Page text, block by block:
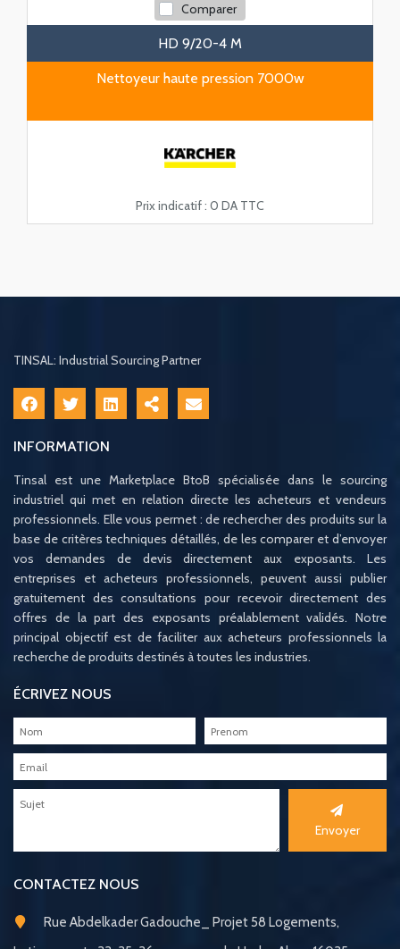
Comparer
HD 9/20-4 M
Nettoyeur haute pression 7000w
Prix indicatif : 0 DA TTC
TINSAL: Industrial Sourcing Partner
INFORMATION
Tinsal est une Marketplace BtoB spécialisée dans le sourcing
industriel qui met en relation directe les acheteurs et vendeurs
professionnels. Elle vous permet : de rechercher des produits sur la
base de critères techniques détaillés, de les comparer et d’envoyer
vos demandes de devis directement aux exposants. Les
entreprises et acheteurs professionnels, peuvent aussi publier
gratuitement des consultations pour recevoir directement des
offres de la part des exposants préalablement validés. Notre
principal objectif est de faciliter aux acheteurs professionnels la
recherche de produits destinés à toutes les industries.
ÉCRIVEZ NOUS
Envoyer
CONTACTEZ NOUS
Rue Abdelkader Gadouche_ Projet 58 Logements,